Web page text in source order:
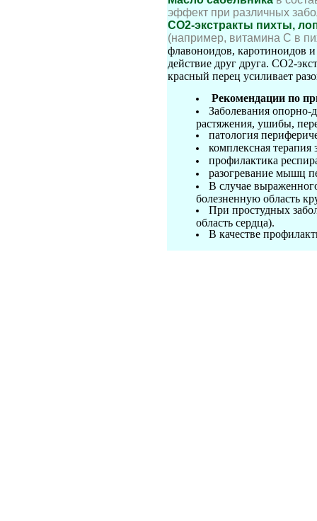
эффект при различных
СО2-экстракты пихты,
(например, витамина С в
флавоноидов, каротиноидов
действие друг друга. СО2-
красный перец усиливает
Рекомендации по
Заболевания опорно-
растяжения, ушибы,
патология
комплексная
профилактика
разогревание мышц
В случае
болезненную область
При простудных
область сердца).
В качестве